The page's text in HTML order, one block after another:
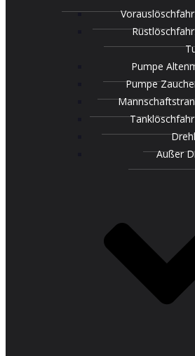
Pumpe
Pumpe
Außer